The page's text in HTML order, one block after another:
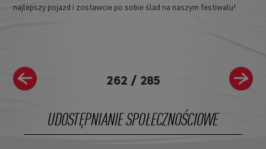
262 / 285
najlepszy pojazd i zostawcie po sobie ślad na naszym festiwalu!
UDOSTĘPNIANIE SPOŁECZNOŚCIOWE